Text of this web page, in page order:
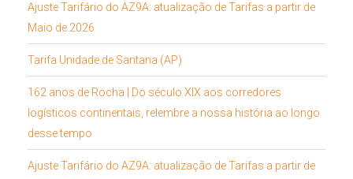
Ajuste Tarifário do AZ9A: atualização de Tarifas a partir de
Maio de 2026
Tarifa Unidade de Santana (AP)
162 anos de Rocha | Do século XIX aos corredores
logísticos continentais, relembre a nossa história ao longo
desse tempo
Ajuste Tarifário do AZ9A: atualização de Tarifas a partir de